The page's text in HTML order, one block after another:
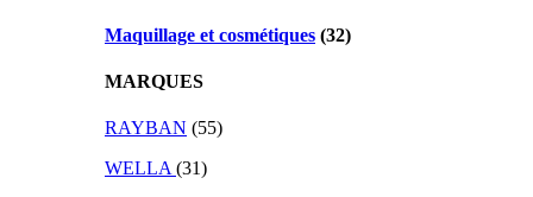
Maquillage et cosmétiques (32)
MARQUES
RAYBAN (55)
WELLA (31)